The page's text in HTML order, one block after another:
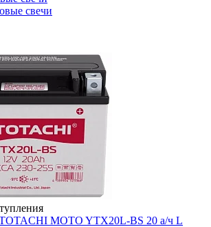
свечи
MOTO YTX20L-BS 20 а/ч L